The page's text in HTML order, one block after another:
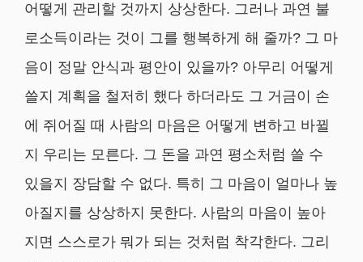
어떻게 관리할 것까지 상상한다. 그러나 과연 불
로소득이라는 것이 그를 행복하게 해 줄까? 그 마
음이 정말 안식과 평안이 있을까? 아무리 어떻게
쓸지 계획을 철저히 했다 하더라도 그 거금이 손
에 쥐어질 때 사람의 마음은 어떻게 변하고 바뀔
지 우리는 모른다. 그 돈을 과연 평소처럼 쓸 수
있을지 장담할 수 없다. 특히 그 마음이 얼마나 높
아질지를 상상하지 못한다. 사람의 마음이 높아
지면 스스로가 뭐가 되는 것처럼 착각한다. 그리